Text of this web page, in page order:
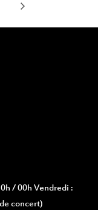
/ 00h Vendredi :
concert)